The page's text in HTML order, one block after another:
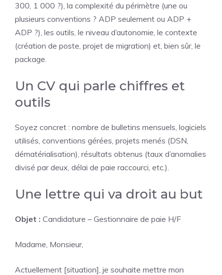
300, 1 000 ?), la complexité du périmètre (une ou
plusieurs conventions ? ADP seulement ou ADP +
ADP ?), les outils, le niveau d’autonomie, le contexte
(création de poste, projet de migration) et, bien sûr, le
package.
Un CV qui parle chiffres et
outils
Soyez concret : nombre de bulletins mensuels, logiciels
utilisés, conventions gérées, projets menés (DSN,
dématérialisation), résultats obtenus (taux d’anomalies
divisé par deux, délai de paie raccourci, etc.).
Une lettre qui va droit au but
Objet : Candidature – Gestionnaire de paie H/F
Madame, Monsieur,
Actuellement [situation], je souhaite mettre mon